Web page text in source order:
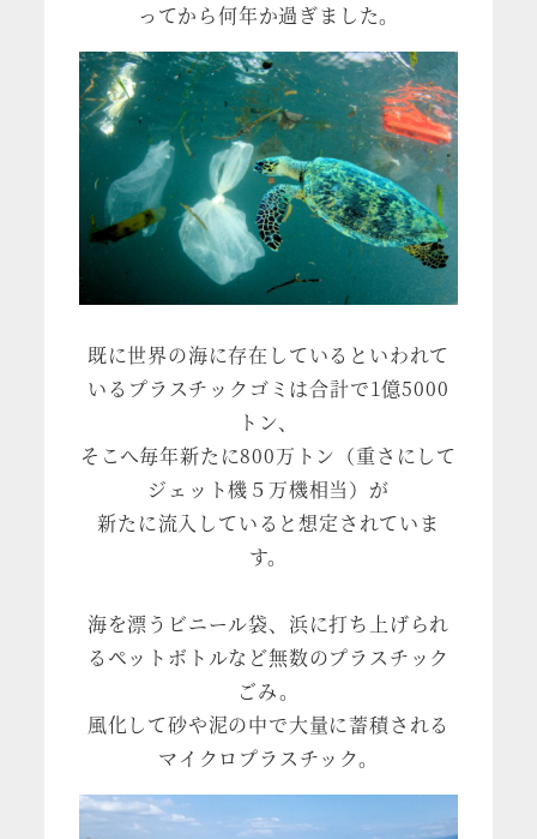
ってから何年か過ぎました。
既に世界の海に存在しているといわれて
いるプラスチックゴミは合計で1億5000
トン、
そこへ毎年新たに800万トン（重さにして
ジェット機５万機相当）が
新たに流入していると想定されていま
す。
海を漂うビニール袋、浜に打ち上げられ
るペットボトルなど無数のプラスチック
ごみ。
風化して砂や泥の中で大量に蓄積される
マイクロプラスチック。